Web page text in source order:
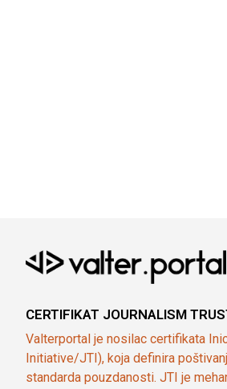
CERTIFIKAT JOURNALISM
Valterportal je nosilac certifikata
Initiative/JTI), koja definira
standarda pouzdanosti. JTI je